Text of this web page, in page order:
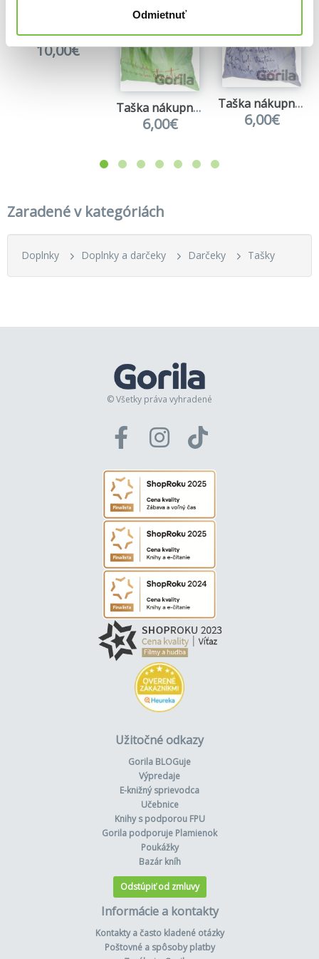
Odmietnuť
Vrecko Baagl Palm
10,00€
Taška nákupná skladacia "Kamkoľvek ideš..."
6,00€
Taška nákupná skladacia "Je len jedna chvíľa..."
6,00€
Zaradené v kategóriách
Doplnky Doplnky a darčeky Darčeky Tašky
© Všetky práva vyhradené
Užitočné odkazy
Gorila BLOGuje
Výpredaje
E-knižný sprievodca
Učebnice
Knihy s podporou FPU
Gorila podporuje Plamienok
Poukážky
Bazár kníh
Odstúpiť od zmluvy
Informácie a kontakty
Kontakty a často kladené otázky
Poštovné a spôsoby platby